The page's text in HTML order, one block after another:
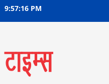
9:57:17 PM